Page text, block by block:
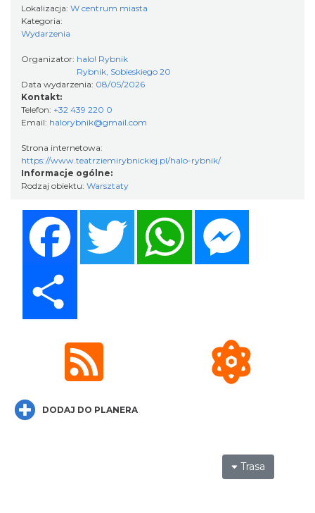
Koncert Sandry w Gliwicach
Gliwice
Kwiatkowskiego w Tichauer Art Gallery
Tychy
2026-07-31
27.13 km
Święto Ziół w pszczyńskim skansenie
Pszczyna
28.63 km
Lokalizacja: W centrum miasta
Kategoria:
Wydarzenia
Organizator: halo! Rybnik
Rybnik, Sobieskiego 20
Data wydarzenia: 08/05/2026
Kontakt:
Telefon: +32 439 220 0
Email: halorybnik@gmail.com
Strona internetowa:
https://www.teatrziemirybnickiej.pl/halo-rybnik/
Informacje ogólne:
Rodzaj obiektu: Warsztaty
Twitter WhatsApp
DODAJ DO PLANERA
Trasa